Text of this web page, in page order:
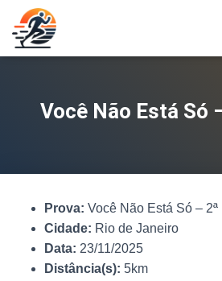
Você Não Está Só
Prova: Você Não Está Só –
Cidade: Rio de Janeiro
Data: 23/11/2025
Distância(s): 5km